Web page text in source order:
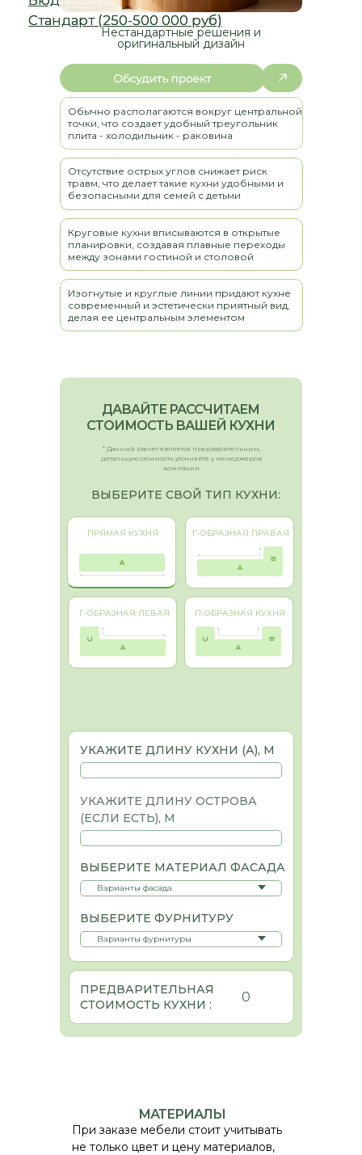
Изогнутые и круглые линии придают кухне
современный и эстетически приятный вид,
делая ее центральным элементом
Круговые кухни вписываются в открытые
планировки, создавая плавные переходы
между зонами гостиной и столовой
Отсутствие острых углов снижает риск
травм, что делает такие кухни удобными и
безопасными для семей с детьми
Обычно располагаются вокруг центральной
точки, что создает удобный треугольник
плита - холодильник - раковина
Нестандартные решения и
оригинальный дизайн
ПРЯМАЯ КУХНЯ
Г-ОБРАЗНАЯ ЛЕВАЯ
Г-ОБРАЗНАЯ ПРАВАЯ
ВЫБЕРИТЕ СВОЙ ТИП КУХНИ:
П-ОБРАЗНАЯ КУХНЯ
* Данный расчет является предварительным,
детальную стоимость уточняйте у менеджеров
компании
ДАВАЙТЕ РАССЧИТАЕМ
СТОИМОСТЬ ВАШЕЙ КУХНИ
0
УКАЖИТЕ ДЛИНУ ОСТРОВА
(ЕСЛИ ЕСТЬ), М
ВЫБЕРИТЕ ФУРНИТУРУ
ВЫБЕРИТЕ МАТЕРИАЛ ФАСАДА
УКАЖИТЕ ДЛИНУ КУХНИ (А), М
ПРЕДВАРИТЕЛЬНАЯ
СТОИМОСТЬ КУХНИ :
МАТЕРИАЛЫ
При заказе мебели стоит учитывать
не только цвет и цену материалов,